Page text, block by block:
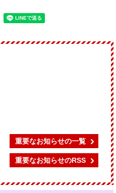
重要なお知らせの一覧
重要なお知らせのRSS